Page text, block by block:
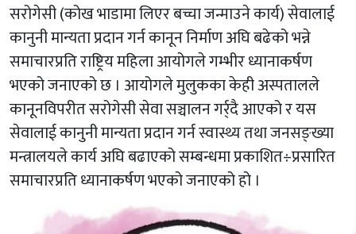
सरोगेसी (कोख भाडामा लिएर बच्चा जन्माउने कार्य) सेवालाई
कानुनी मान्यता प्रदान गर्न कानून निर्माण अघि बढेको भन्ने
समाचारप्रति राष्ट्रिय महिला आयोगले गम्भीर ध्यानाकर्षण
भएको जनाएको छ । आयोगले मुलुकका केही अस्पतालले
कानूनविपरीत सरोगेसी सेवा सञ्चालन गर्र्दै आएको र यस
सेवालाई कानुनी मान्यता प्रदान गर्न स्वास्थ्य तथा जनसङ्ख्या
मन्त्रालयले कार्य अघि बढाएको सम्बन्धमा प्रकाशित÷प्रसारित
समाचारप्रति ध्यानाकर्षण भएको जनाएको हो ।